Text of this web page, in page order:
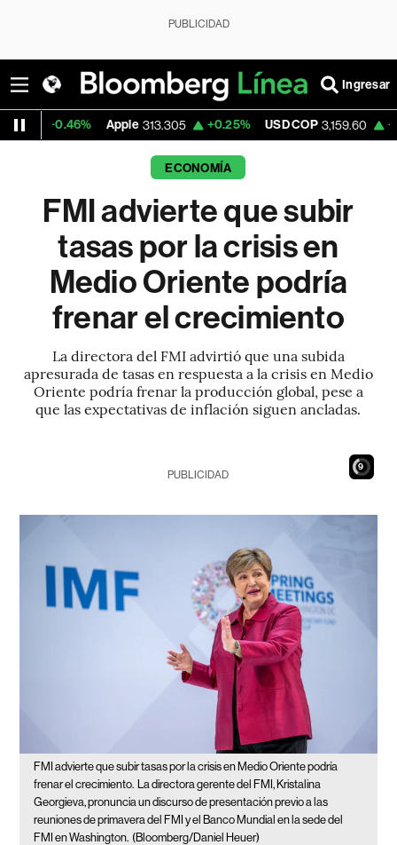
PUBLICIDAD
Ingresar
Apple 313.305 +0.25% USD COP 3,159.60 +0.01%
ECONOMÍA
FMI advierte que subir
tasas por la crisis en
Medio Oriente podría
frenar el crecimiento
La directora del FMI advirtió que una subida
apresurada de tasas en respuesta a la crisis en Medio
Oriente podría frenar la producción global, pese a
que las expectativas de inflación siguen ancladas.
7
PUBLICIDAD
FMI advierte que subir tasas por la crisis en Medio Oriente podría
frenar el crecimiento.
La directora gerente del FMI, Kristalina
Georgieva, pronuncia un discurso de presentación previo a las
reuniones de primavera del FMI y el Banco Mundial en la sede del
FMI en Washington. (Bloomberg/Daniel Heuer)